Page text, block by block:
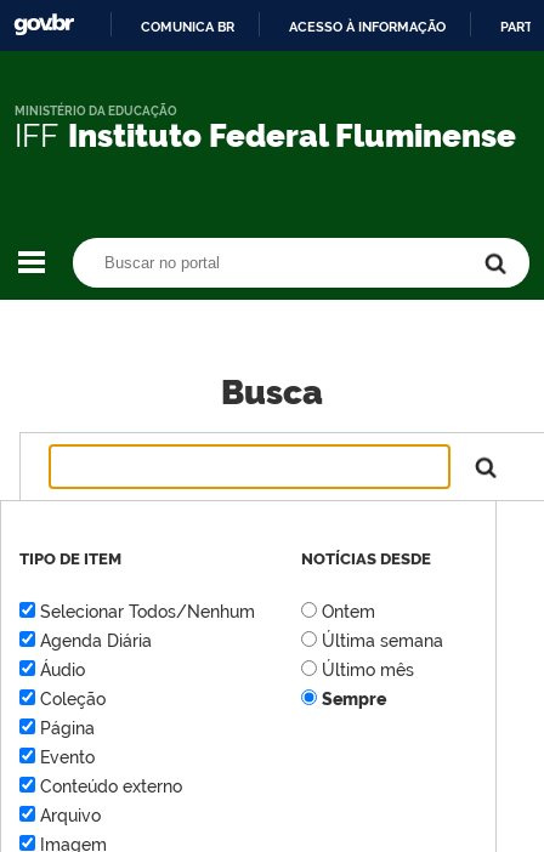
CONTEÚDO
COMUNICA BR ACESSO À INFORMAÇÃO
IFF Instituto Federal Fluminense
MINISTÉRIO DA EDUCAÇÃO
Busca
TIPO DE ITEM
Selecionar Todos/Nenhum
Agenda Diária
Áudio
Coleção
Página
Evento
Conteúdo externo
Arquivo
Imagem
NOTÍCIAS DESDE
Ontem
Última semana
Último mês
Sempre